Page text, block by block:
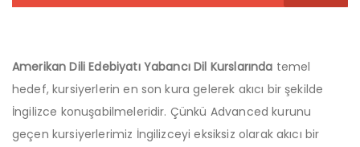
Amerikan Dili Edebiyatı Yabancı Dil Kurslarında temel
hedef, kursiyerlerin en son kura gelerek akıcı bir şekilde
İngilizce konuşabilmeleridir. Çünkü Advanced kurunu
geçen kursiyerlerimiz İngilizceyi eksiksiz olarak akıcı bir